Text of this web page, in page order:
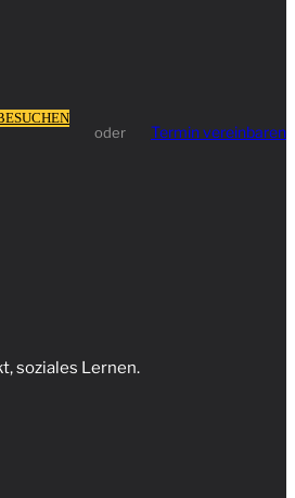
Termin vereinbaren
oder
soziales Lernen.